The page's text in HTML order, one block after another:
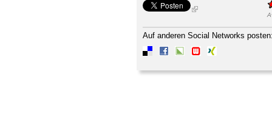
Auf anderen Social Networks